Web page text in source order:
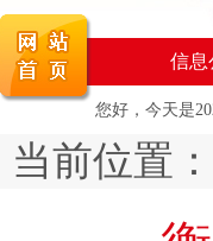
信息
您好，今天是
当前位置：